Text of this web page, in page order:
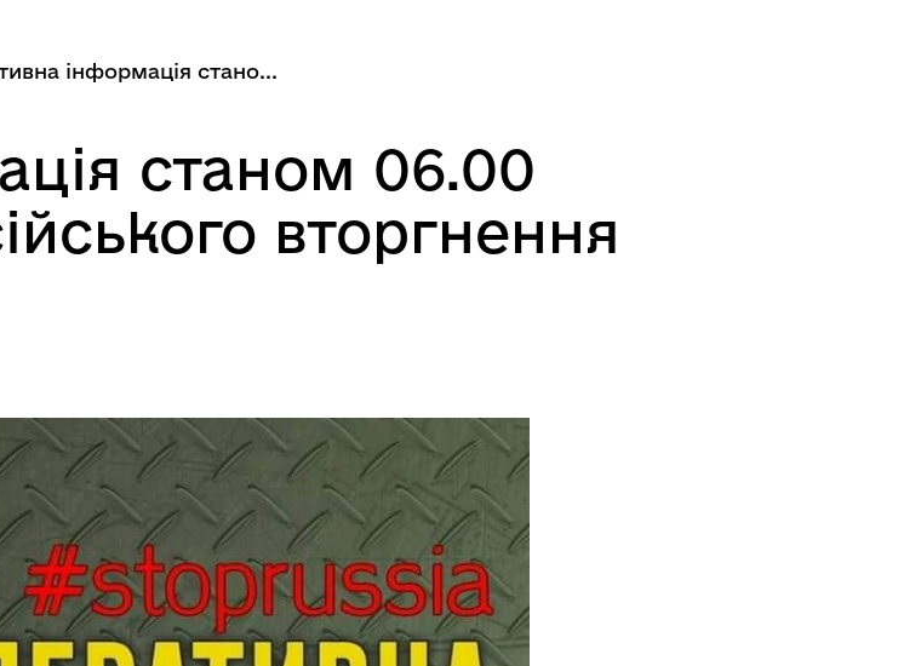
інформація стано...
станом 06.00
вторгнення